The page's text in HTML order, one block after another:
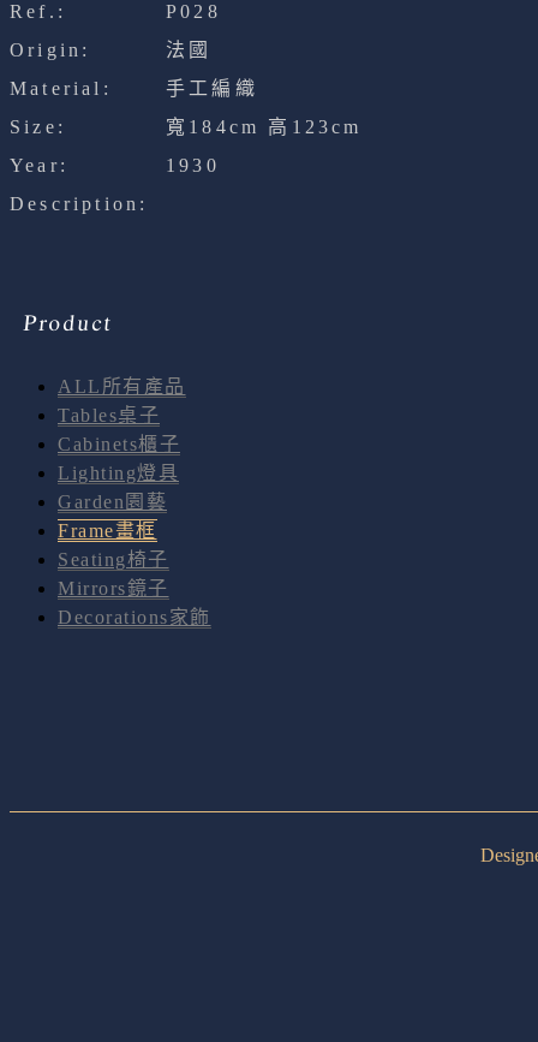
Ref.:
P028
Origin:
法國
Material:
手工編織
Size:
寬184cm 高123cm
Year:
1930
Description:
Product
ALL所有產品
Tables桌子
Cabinets櫃子
Lighting燈具
Garden園藝
Frame畫框
Seating椅子
Mirrors鏡子
Decorations家飾